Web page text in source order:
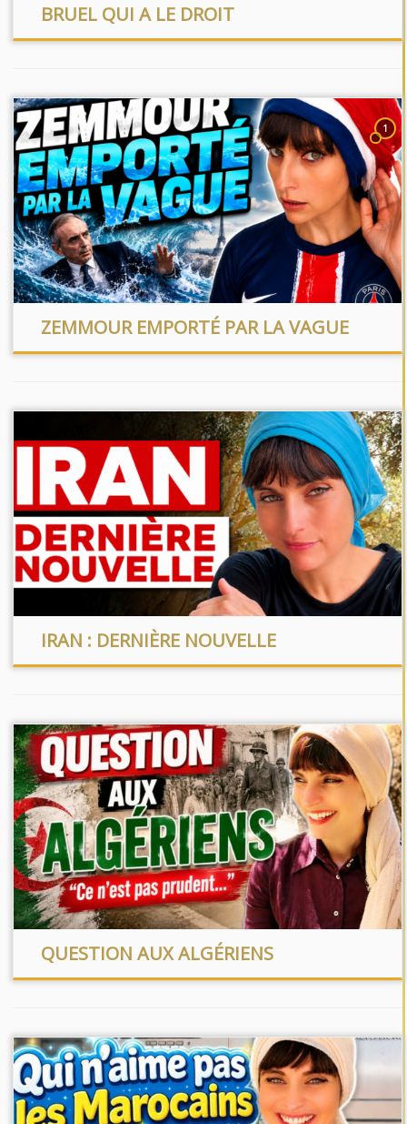
BRUEL QUI A LE DROIT
1
ZEMMOUR EMPORTÉ PAR LA VAGUE
IRAN : DERNIÈRE NOUVELLE
QUESTION AUX ALGÉRIENS